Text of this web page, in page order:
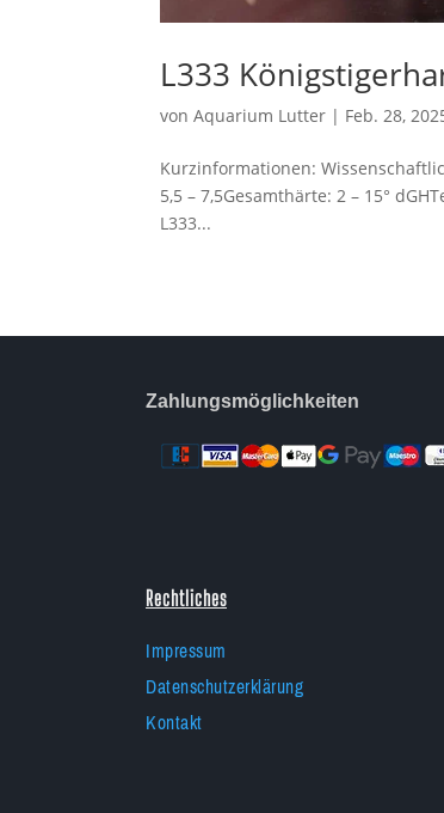
L333
vonAquarium Lutter | Feb. 28,
Kurzinformationen:
5,5 – 7,5Gesamthärte: 2 – 15°
L333...
Zahlungsmöglichkeiten
Rechtliches
Impressum
Datenschutzerklärung
Kontakt